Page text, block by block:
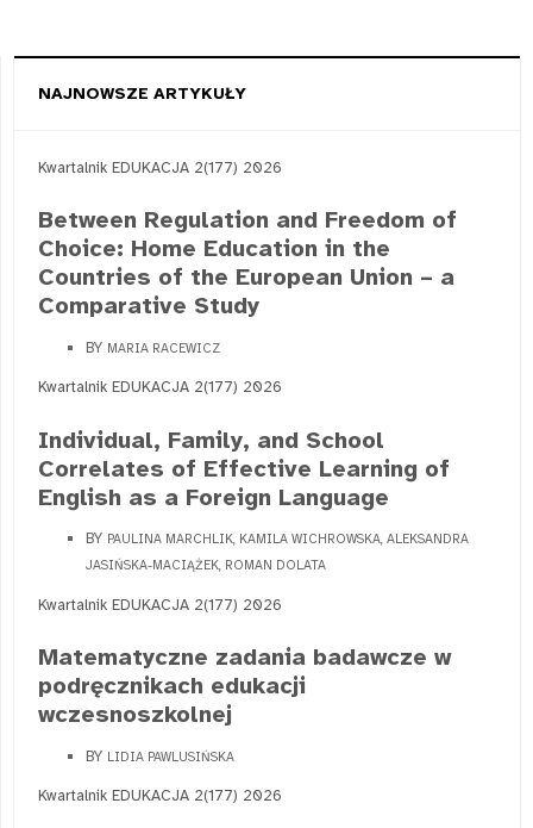
NAJNOWSZE ARTYKUŁY
Kwartalnik EDUKACJA 2(177) 2026
Between Regulation and Freedom of
Choice: Home Education in the
Countries of the European Union – a
Comparative Study
BY MARIA RACEWICZ
Kwartalnik EDUKACJA 2(177) 2026
Individual, Family, and School
Correlates of Effective Learning of
English as a Foreign Language
BY PAULINA MARCHLIK, KAMILA WICHROWSKA, ALEKSANDRA
JASIŃSKA-MACIĄŻEK, ROMAN DOLATA
Kwartalnik EDUKACJA 2(177) 2026
Matematyczne zadania badawcze w
podręcznikach edukacji
wczesnoszkolnej
BY LIDIA PAWLUSIŃSKA
Kwartalnik EDUKACJA 2(177) 2026